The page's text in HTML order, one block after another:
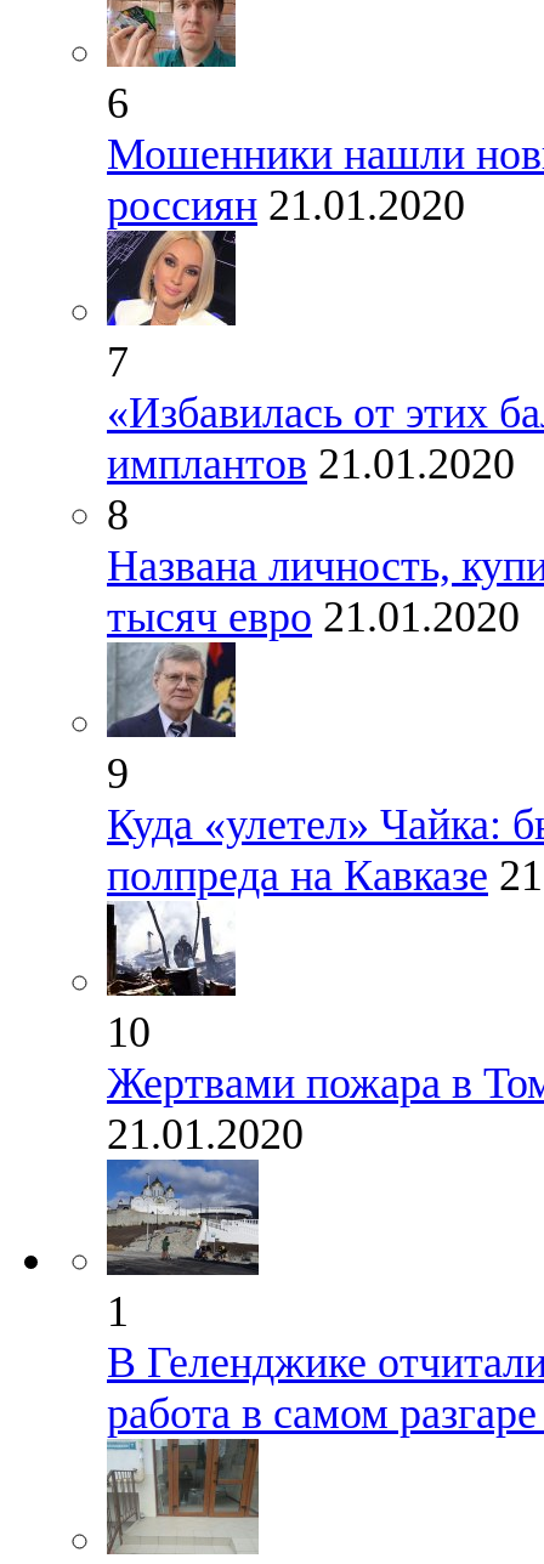
6
Мошенники нашли
россиян 21.01.2020
7
«Избавилась от этих
имплантов 21.01.2020
8
Названа личность,
тысяч евро 21.01.2020
9
Куда «улетел» Чайка:
полпреда на Кавказе
10
Жертвами пожара в
21.01.2020
1
В Геленджике
работа в самом